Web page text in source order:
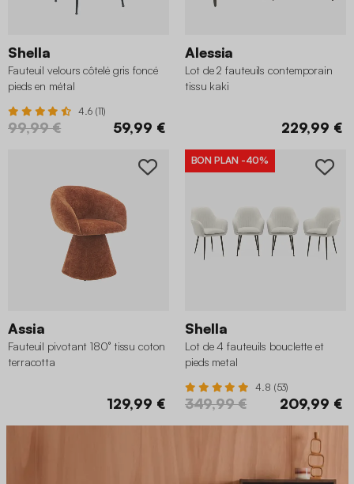
Shella
Fauteuil velours côtelé gris foncé
pieds en métal
4.6 (11)
99,99 € 59,99 €
Alessia
Lot de 2 fauteuils contemporain
tissu kaki
229,99 €
Assia
Fauteuil pivotant 180° tissu coton
terracotta
129,99 €
BON PLAN -40%
Shella
Lot de 4 fauteuils bouclette et
pieds metal
4.8 (53)
349,99 € 209,99 €